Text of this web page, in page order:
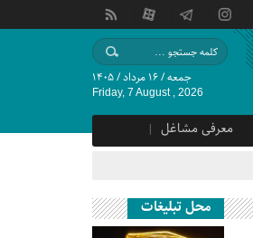
جمعه / ۱۶ مرداد / ۱۴۰۵
Friday, 7 August , 2026
معرفی مشاغل
محل تبلیغات